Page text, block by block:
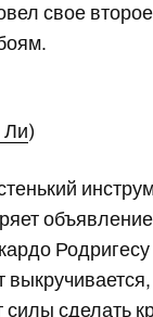
свое
Ли)
объявление
Родригесу
силы сделать